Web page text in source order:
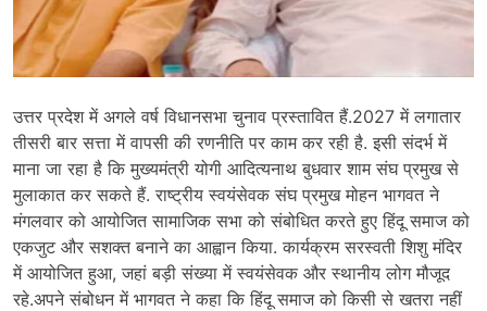
उत्तर प्रदेश में अगले वर्ष विधानसभा चुनाव प्रस्तावित हैं.2027 में लगातार
तीसरी बार सत्ता में वापसी की रणनीति पर काम कर रही है. इसी संदर्भ में
माना जा रहा है कि मुख्यमंत्री योगी आदित्यनाथ बुधवार शाम संघ प्रमुख से
मुलाकात कर सकते हैं. राष्ट्रीय स्वयंसेवक संघ प्रमुख मोहन भागवत ने
मंगलवार को आयोजित सामाजिक सभा को संबोधित करते हुए हिंदू समाज को
एकजुट और सशक्त बनाने का आह्वान किया. कार्यक्रम सरस्वती शिशु मंदिर
में आयोजित हुआ, जहां बड़ी संख्या में स्वयंसेवक और स्थानीय लोग मौजूद
रहे.अपने संबोधन में भागवत ने कहा कि हिंदू समाज को किसी से खतरा नहीं